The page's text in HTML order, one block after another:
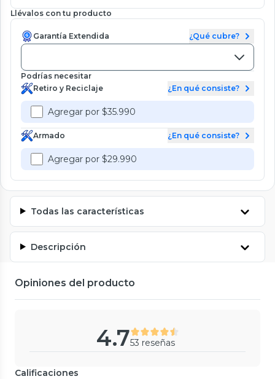
Llévalos con tu producto
Garantía Extendida ¿Qué cubre?
Podrías necesitar
Retiro y Reciclaje
¿En qué consiste?
Agregar por $35.990
Armado ¿En qué consiste?
Agregar por $29.990
Todas las características
Descripción
Opiniones del producto
4.753 reseñas
Calificaciones